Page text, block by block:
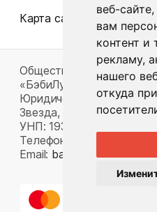
веб-
вам
контент и
рекламу,
нашего
откуда
Карта сайта
Общество с
«БэбиЛук»
Юридический адрес:
Звезда, д. 16, пом. 52
УНП: 193815124
Телефон:
Email: